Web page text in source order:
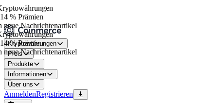
% Prämien
Nachrichtenartikel
% Prämien
Nachrichtenartikel
Kryptowährungen
Preis
Produkte
Informationen
Über uns
AnmeldenRegistrieren